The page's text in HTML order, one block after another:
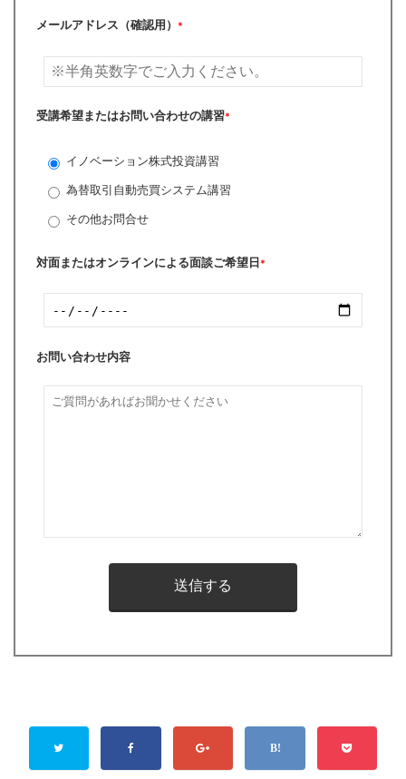
メールアドレス（確認用） *
受講希望またはお問い合わせの講習*
イノベーション株式投資講習
為替取引自動売買システム講習
その他お問合せ
対面またはオンラインによる面談ご希望日*
お問い合わせ内容